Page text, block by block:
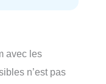
avec les
n’est pas